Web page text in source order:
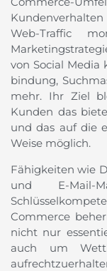
Web-Traffic
von Social
bindung,
mehr. Ihr Ziel
Kunden das
und das auf die
Weise möglich.
Fähigkeiten wie
und E-Mail-
Commerce
nicht nur
auch um